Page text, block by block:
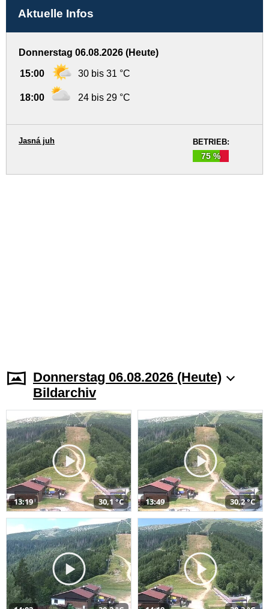
Aktuelle Infos
Donnerstag 06.08.2026 (Heute)
15:00 30 bis 31 °C
18:00 24 bis 29 °C
BETRIEB:
75 %
Jasná juh
Donnerstag 06.08.2026 (Heute)
Bildarchiv
13:19 30,1 °C 13:49 30,2 °C